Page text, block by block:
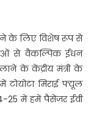
के लिए विशेष रूप से
से वैकल्पिक ईंधन
के केंद्रीय मंत्री के
मिराई फ्यूल
25 में हमें पैसेंजर ईवी